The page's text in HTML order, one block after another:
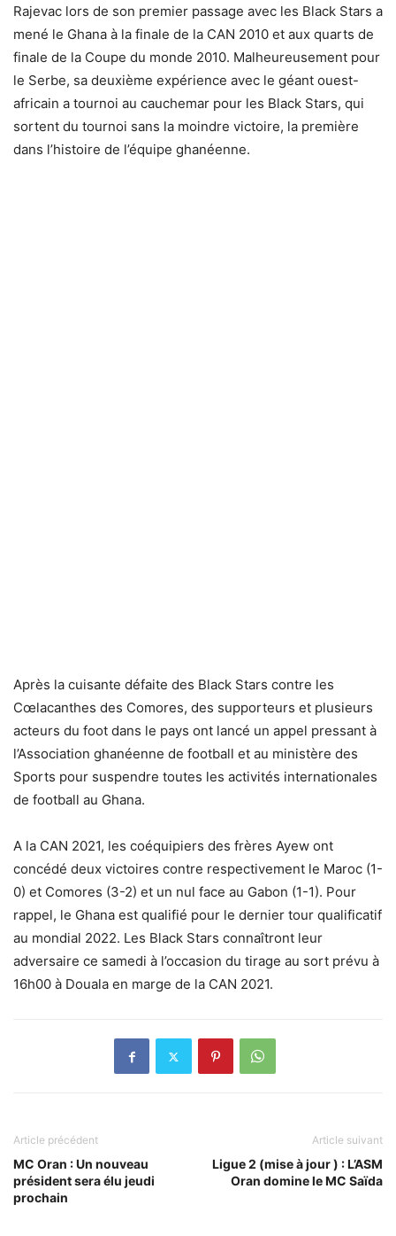
Rajevac lors de son premier passage avec les Black Stars a
mené le Ghana à la finale de la CAN 2010 et aux quarts de
finale de la Coupe du monde 2010. Malheureusement pour
le Serbe, sa deuxième expérience avec le géant ouest-
africain a tournoi au cauchemar pour les Black Stars, qui
sortent du tournoi sans la moindre victoire, la première
dans l’histoire de l’équipe ghanéenne.
Après la cuisante défaite des Black Stars contre les
Cœlacanthes des Comores, des supporteurs et plusieurs
acteurs du foot dans le pays ont lancé un appel pressant à
l’Association ghanéenne de football et au ministère des
Sports pour suspendre toutes les activités internationales
de football au Ghana.
A la CAN 2021, les coéquipiers des frères Ayew ont
concédé deux victoires contre respectivement le Maroc (1-
0) et Comores (3-2) et un nul face au Gabon (1-1). Pour
rappel, le Ghana est qualifié pour le dernier tour qualificatif
au mondial 2022. Les Black Stars connaîtront leur
adversaire ce samedi à l’occasion du tirage au sort prévu à
16h00 à Douala en marge de la CAN 2021.
Article précédent
MC Oran : Un nouveau
président sera élu jeudi
prochain
Article suivant
Ligue 2 (mise à jour ) : L’ASM
Oran domine le MC Saïda